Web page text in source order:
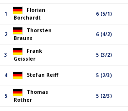
1
Florian
Borchardt
6 (5/1)
2
Thorsten
Brauns
6 (4/2)
3
Frank
Geissler
5 (3/2)
4 Stefan Reiff 5 (2/3)
5
Thomas
Rother
5 (2/3)